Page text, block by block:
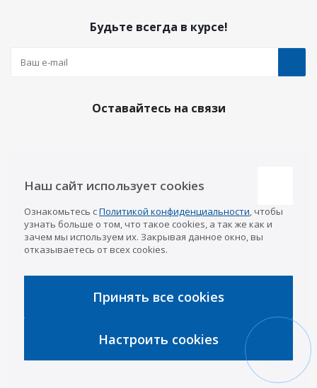
Будьте всегда в курсе!
Оставайтесь на связи
Наши контакты
Казань
8 (843) 207-03-08
Уфа
8 (347) 258-84-87
8 (8352) 38-88-37
Интернет-магазин
info@a-pricep.ru
Наш сайт использует cookies
Ознакомьтесь сПолитикой конфиденциальности, чтобы
узнать больше о том, что такое cookies, а так же как и
зачем мы используем их. Закрывая данное окно, вы
отказываетесь от всех cookies.
Принять все cookies
Настроить cookies